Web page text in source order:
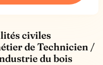
civiles
de Technicien /
du bois